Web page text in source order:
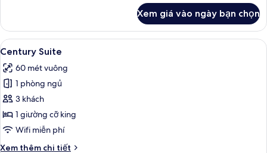
Century
Deluxe
River
Double
Xem giá vào ngày bạn chọn
Xem
tất
cả
ảnh
Century
Suite
Century Suite | Khu phòng khách |
18
Century Suite
60 mét vuông
1 phòng ngủ
3 khách
1 giường cỡ king
Wifi miễn phí
Xem thêm chi tiết
Chi